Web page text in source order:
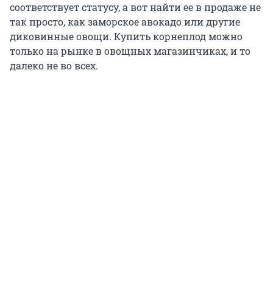
соответствует статусу, а вот найти ее в продаже не
так просто, как заморское авокадо или другие
диковинные овощи. Купить корнеплод можно
только на рынке в овощных магазинчиках, и то
далеко не во всех.